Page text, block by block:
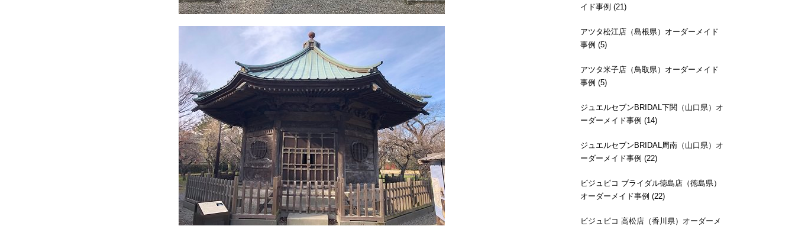
イド事例 (21)
アツタ松江店（島根県）オーダーメイド
事例 (5)
アツタ米子店（鳥取県）オーダーメイド
事例 (5)
ジュエルセブンBRIDAL下関（山口県）オ
ーダーメイド事例 (14)
ジュエルセブンBRIDAL周南（山口県）オ
ーダーメイド事例 (22)
ビジュピコ ブライダル徳島店（徳島県）
オーダーメイド事例 (22)
ビジュピコ 高松店（香川県）オーダーメ